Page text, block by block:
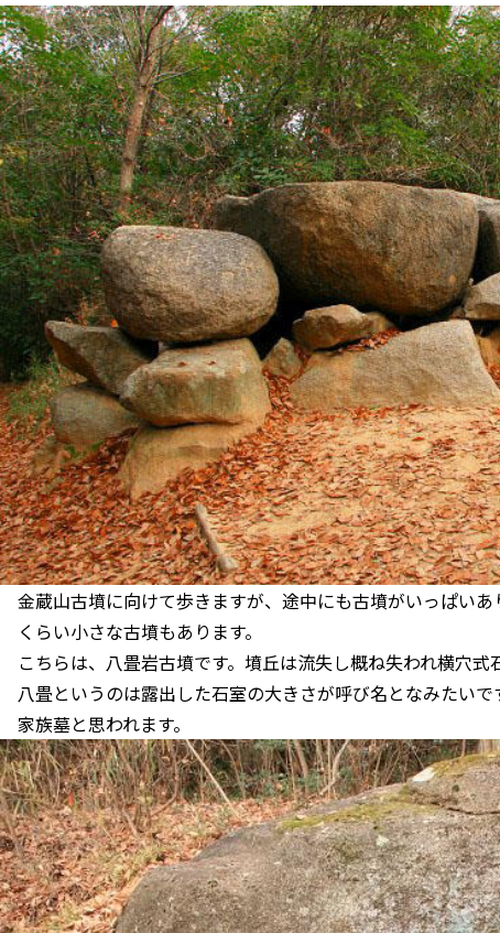
金蔵山古墳に向けて歩きますが、途中にも古墳がいっぱい
くらい小さな古墳もあります。
こちらは、八畳岩古墳です。墳丘は流失し概ね失われ横穴式
八畳というのは露出した石室の大きさが呼び名となみたい
家族墓と思われます。